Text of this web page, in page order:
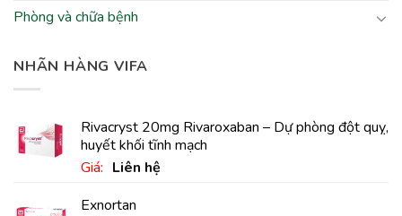
Phòng và chữa bệnh
NHÃN HÀNG VIFA
Rivacryst 20mg Rivaroxaban – Dự phòng đột quỵ,
huyết khối tĩnh mạch
Giá: Liên hệ
Exnortan